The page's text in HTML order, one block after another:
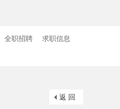
全职招聘
求职信息
返 回